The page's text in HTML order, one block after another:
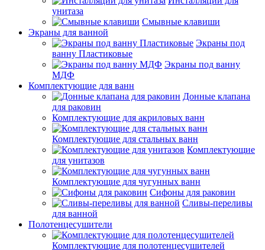
унитаза
Смывные клавиши
Экраны для ванной
Экраны под
ванну Пластиковые
Экраны под ванну
МДФ
Комплектующие для ванн
Донные клапана
для раковин
Комплектующие для акриловых ванн
Комплектующие для стальных ванн
Комплектующие
для унитазов
Комплектующие для чугунных ванн
Сифоны для раковин
Сливы-переливы
для ванной
Полотенцесушители
Комплектующие для полотенцесушителей